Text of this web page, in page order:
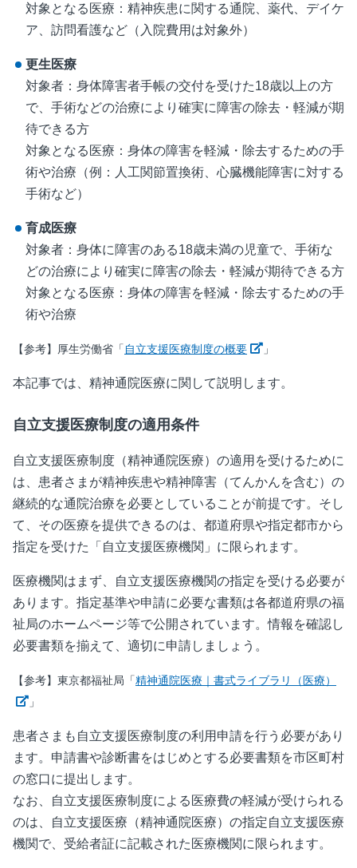
対象となる医療：精神疾患に関する通院、薬代、デイケ
ア、訪問看護など（入院費用は対象外）
更生医療
対象者：身体障害者手帳の交付を受けた18歳以上の方
で、手術などの治療により確実に障害の除去・軽減が期
待できる方
対象となる医療：身体の障害を軽減・除去するための手
術や治療（例：人工関節置換術、心臓機能障害に対する
手術など）
育成医療
対象者：身体に障害のある18歳未満の児童で、手術な
どの治療により確実に障害の除去・軽減が期待できる方
対象となる医療：身体の障害を軽減・除去するための手
術や治療
【参考】厚生労働省「 自立支援医療制度の概要 新しいウィンドウ
」
本記事では、精神通院医療に関して説明します。
自立支援医療制度の適用条件
自立支援医療制度（精神通院医療）の適用を受けるために
は、患者さまが精神疾患や精神障害（てんかんを含む）の
継続的な通院治療を必要としていることが前提です。そし
て、その医療を提供できるのは、都道府県や指定都市から
指定を受けた「自立支援医療機関」に限られます。
医療機関はまず、自立支援医療機関の指定を受ける必要が
あります。指定基準や申請に必要な書類は各都道府県の福
祉局のホームページ等で公開されています。情報を確認し
必要書類を揃えて、適切に申請しましょう。
【参考】東京都福祉局「精神通院医療｜書式ライブラリ（医療）
新しいウィンドウで開く
」
患者さまも自立支援医療制度の利用申請を行う必要があり
ます。申請書や診断書をはじめとする必要書類を市区町村
の窓口に提出します。
なお、自立支援医療制度による医療費の軽減が受けられる
のは、自立支援医療（精神通院医療）の指定自立支援医療
機関で、受給者証に記載された医療機関に限られます。